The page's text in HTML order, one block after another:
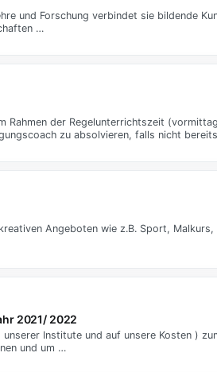
und Forschung verbindet sie bildende
…
Rahmen der Regelunterrichtszeit
zu absolvieren, falls nicht
Angeboten wie z.B. Sport, Malkurs,
2021/ 2022
Institute und auf unsere Kosten )
und um …